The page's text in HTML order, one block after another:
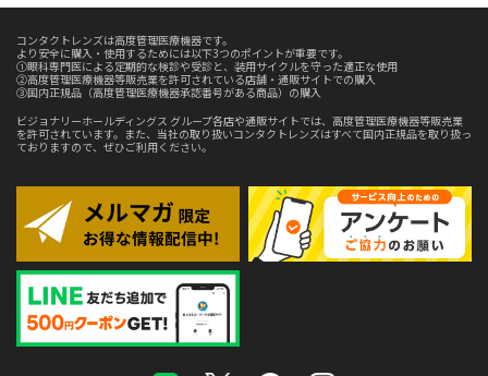
コンタクトレンズは高度管理医療機器です。
より安全に購入・使用するためには以下3つのポイントが重要です。
①眼科専門医による定期的な検診や受診と、装用サイクルを守った適正な使用
②高度管理医療機器等販売業を許可されている店舗・通販サイトでの購入
③国内正規品（高度管理医療機器承認番号がある商品）の購入
ビジョナリーホールディングス グループ各店や通販サイトでは、高度管理医療機器等販売業
を許可されています。また、当社の取り扱いコンタクトレンズはすべて国内正規品を取り扱っ
ておりますので、ぜひご利用ください。